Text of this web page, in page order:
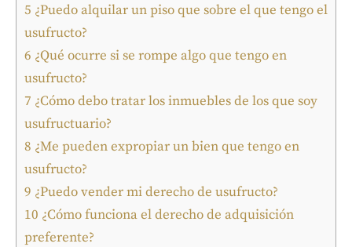
5 ¿Puedo alquilar un piso que sobre el que tengo el
usufructo?
6 ¿Qué ocurre si se rompe algo que tengo en
usufructo?
7 ¿Cómo debo tratar los inmuebles de los que soy
usufructuario?
8 ¿Me pueden expropiar un bien que tengo en
usufructo?
9 ¿Puedo vender mi derecho de usufructo?
10 ¿Cómo funciona el derecho de adquisición
preferente?